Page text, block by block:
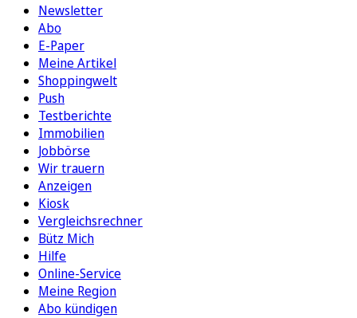
Newsletter
Abo
E-Paper
Meine Artikel
Shoppingwelt
Push
Testberichte
Immobilien
Jobbörse
Wir trauern
Anzeigen
Kiosk
Vergleichsrechner
Bütz Mich
Hilfe
Online-Service
Meine Region
Abo kündigen